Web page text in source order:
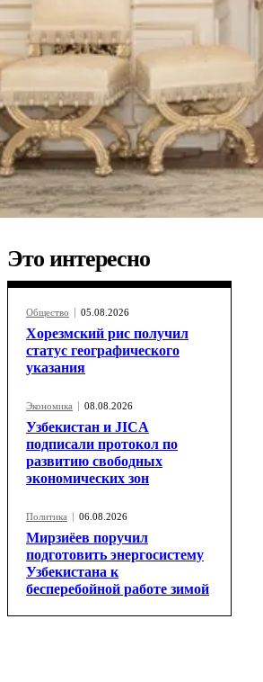
Это интересно
Общество 05.08.2026
Хорезмский рис получил
статус географического
указания
Экономика 08.08.2026
Узбекистан и JICA
подписали протокол по
развитию свободных
экономических зон
Политика 06.08.2026
Мирзиёев поручил
подготовить энергосистему
Узбекистана к
бесперебойной работе зимой